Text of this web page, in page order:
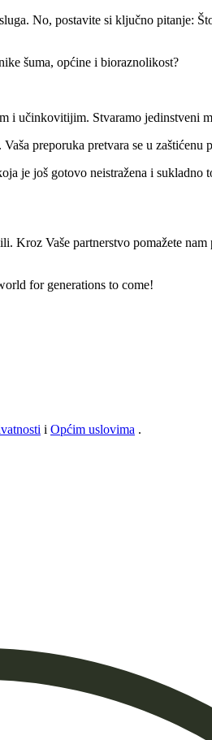
No, postavite si ključno pitanje:
šuma, općine i bioraznolikost?
i učinkovitijim. Stvaramo jedinstveni
preporuka pretvara se u
je još gotovo neistražena i
Vaše partnerstvo pomažete
for generations to come!
i Općim uslovima .